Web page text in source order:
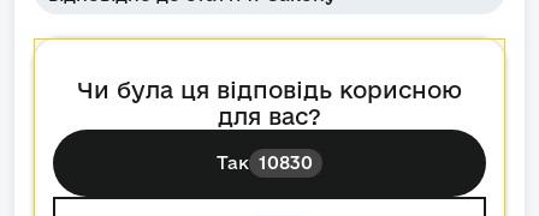
Чи була ця відповідь корисною
для вас?
Так 10830